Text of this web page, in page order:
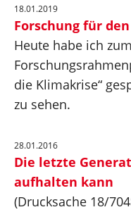
18.01.2019
Forschung für
Heute habe ich
die Klimakrise“
zu sehen.
28.01.2016
Die letzte
aufhalten kann
(Drucksache 18/